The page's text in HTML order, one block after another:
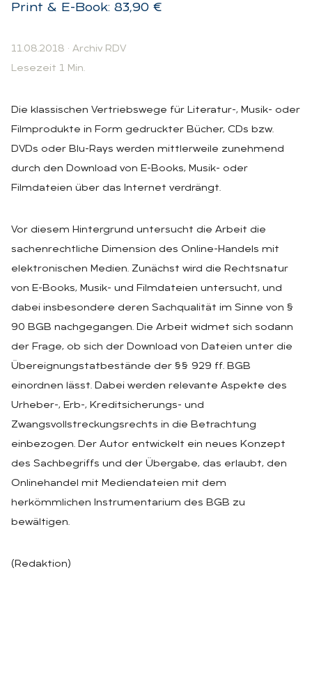
Print & E-Book: 83,90 €
11.08.2018 · Archiv RDV
Lesezeit 1 Min.
Die klassischen Vertriebswege für Literatur-, Musik- oder
Filmprodukte in Form gedruckter Bücher, CDs bzw.
DVDs oder Blu-Rays werden mittlerweile zunehmend
durch den Download von E-Books, Musik- oder
Filmdateien über das Internet verdrängt.
Vor diesem Hintergrund untersucht die Arbeit die
sachenrechtliche Dimension des Online-Handels mit
elektronischen Medien. Zunächst wird die Rechtsnatur
von E-Books, Musik- und Filmdateien untersucht, und
dabei insbesondere deren Sachqualität im Sinne von §
90 BGB nachgegangen. Die Arbeit widmet sich sodann
der Frage, ob sich der Download von Dateien unter die
Übereignungstatbestände der §§ 929 ff. BGB
einordnen lässt. Dabei werden relevante Aspekte des
Urheber-, Erb-, Kreditsicherungs- und
Zwangsvollstreckungsrechts in die Betrachtung
einbezogen. Der Autor entwickelt ein neues Konzept
des Sachbegriffs und der Übergabe, das erlaubt, den
Onlinehandel mit Mediendateien mit dem
herkömmlichen Instrumentarium des BGB zu
bewältigen.
(Redaktion)